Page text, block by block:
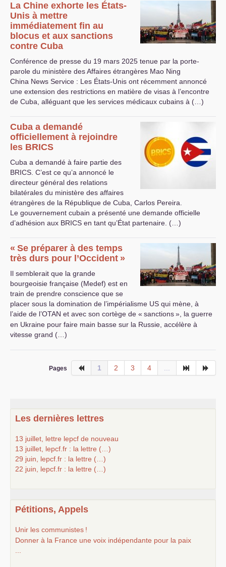
La Chine exhorte les États-
Unis à mettre
immédiatement fin au
blocus et aux sanctions
contre Cuba
Conférence de presse du 19 mars 2025 tenue par la porte-
parole du ministère des Affaires étrangères Mao Ning
China News Service : Les États-Unis ont récemment annoncé
une extension des restrictions en matière de visas à l’encontre
de Cuba, alléguant que les services médicaux cubains à (…)
Cuba a demandé
officiellement à rejoindre
les BRICS
Cuba a demandé à faire partie des
BRICS . C’est ce qu’a annoncé le
directeur général des relations
bilatérales du ministère des affaires
étrangères de la République de Cuba, Carlos Pereira.
Le gouvernement cubain a présenté une demande officielle
d’adhésion aux BRICS en tant qu’État partenaire. (…)
« Se préparer à des temps
très durs pour l’Occident »
Il semblerait que la grande
bourgeoisie française (Medef) est en
train de prendre conscience que se
placer sous la domination de l’impérialisme US qui mène, à
l’aide de l’OTAN et avec son cortège de « sanctions», la guerre
en Ukraine pour faire main basse sur la Russie, accélère à
vitesse grand (…)
Pages 1 2 3 4
Les dernières lettres
13 juillet, lettre lepcf de nouveau
13 juillet, lepcf.fr : la lettre (…)
29 juin, lepcf.fr : la lettre (…)
22 juin, lepcf.fr : la lettre (…)
Pétitions, Appels
Unir les communistes !
Donner à la France une voix indépendante pour la paix